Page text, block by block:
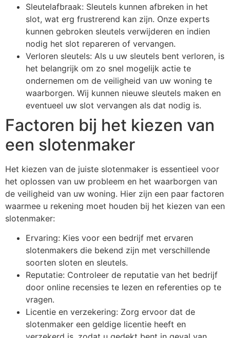
Sleutelafbraak: Sleutels kunnen afbreken in het
slot, wat erg frustrerend kan zijn. Onze experts
kunnen gebroken sleutels verwijderen en indien
nodig het slot repareren of vervangen.
Verloren sleutels: Als u uw sleutels bent verloren, is
het belangrijk om zo snel mogelijk actie te
ondernemen om de veiligheid van uw woning te
waarborgen. Wij kunnen nieuwe sleutels maken en
eventueel uw slot vervangen als dat nodig is.
Factoren bij het kiezen van
een slotenmaker
Het kiezen van de juiste slotenmaker is essentieel voor
het oplossen van uw probleem en het waarborgen van
de veiligheid van uw woning. Hier zijn een paar factoren
waarmee u rekening moet houden bij het kiezen van een
slotenmaker:
Ervaring: Kies voor een bedrijf met ervaren
slotenmakers die bekend zijn met verschillende
soorten sloten en sleutels.
Reputatie: Controleer de reputatie van het bedrijf
door online recensies te lezen en referenties op te
vragen.
Licentie en verzekering: Zorg ervoor dat de
slotenmaker een geldige licentie heeft en